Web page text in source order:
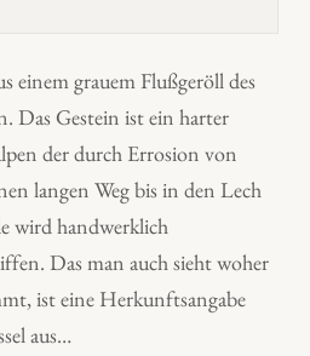
einem grauem Flußgeröll des
Das Gestein ist ein harter
der durch Errosion von
langen Weg bis in den Lech
wird handwerklich
Das man auch sieht woher
ist eine Herkunftsangabe
aus…